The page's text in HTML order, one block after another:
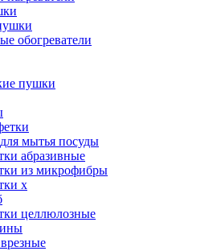
обогреватели
пушки
мытья посуды
абразивные
из микрофибры
х
целлюлозные